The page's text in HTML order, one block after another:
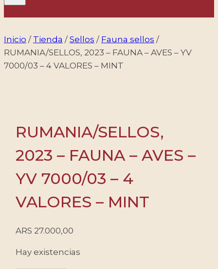
Inicio / Tienda / Sellos / Fauna sellos /
RUMANIA/SELLOS, 2023 – FAUNA – AVES – YV
7000/03 – 4 VALORES – MINT
RUMANIA/SELLOS,
2023 – FAUNA – AVES –
YV 7000/03 – 4
VALORES – MINT
ARS 27.000,00
Hay existencias